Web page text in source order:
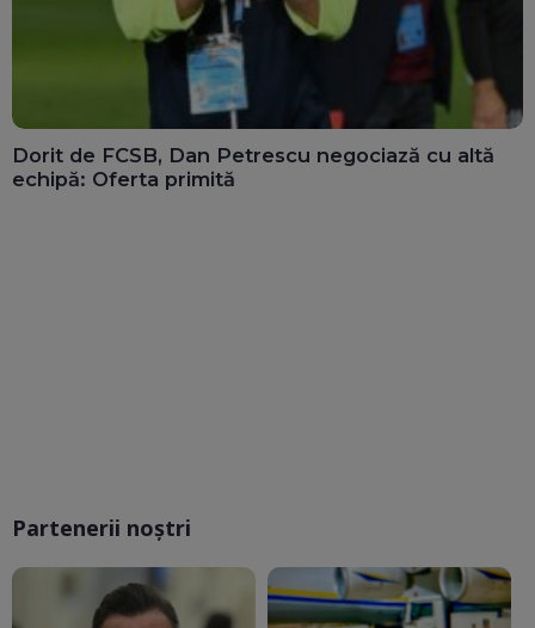
Dorit de FCSB, Dan Petrescu negociază cu altă
echipă: Oferta primită
Partenerii noștri